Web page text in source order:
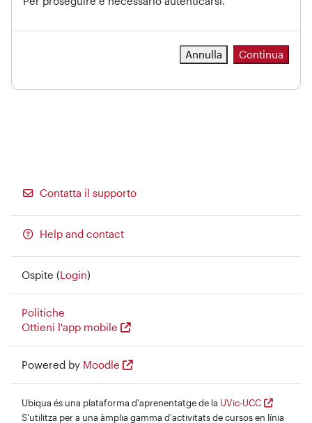
Annulla Continua
Contatta il supporto
Help and contact
Ospite (Login)
Politiche
Ottieni l'app mobile
Powered by Moodle
Ubiqua és una plataforma d'aprenentatge de la UVic-UCC
S'utilitza per a una àmplia gamma d'activitats de cursos en línia